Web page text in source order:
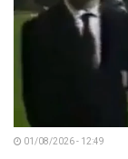
01/08/2026 - 12:49